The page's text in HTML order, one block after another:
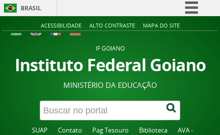
BRASIL
Simplifique!
Acesso à informação
Legislação
Canais
ACESSIBILIDADE ALTO CONTRASTE MAPA DO SITE
IF GOIANO
Instituto Federal Goiano
MINISTÉRIO DA EDUCAÇÃO
SUAP Contato Pag Tesouro Biblioteca
AVA -